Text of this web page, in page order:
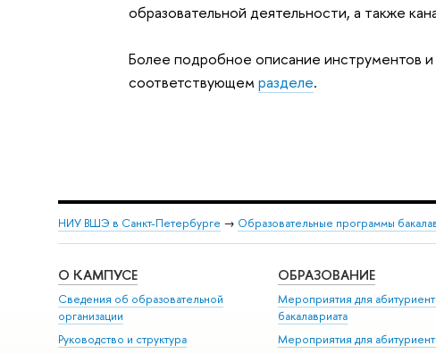
образовательной деятельности, а также
Более подробное описание инструментов
соответствующемразделе.
НИУ ВШЭ в Санкт-Петербурге → Образовательные программы
О КАМПУСЕ
Сведения об образовательной
организации
Руководство и структура
ОБРАЗОВАНИЕ
Мероприятия для
бакалавриата
Мероприятия для